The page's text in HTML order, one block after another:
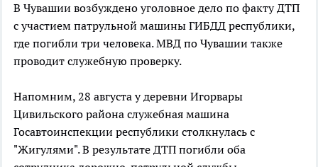
В Чувашии возбуждено уголовное дело по факту ДТП
с участием патрульной машины ГИБДД республики,
где погибли три человека. МВД по Чувашии также
проводит служебную проверку.
Напомним, 28 августа у деревни Игорвары
Цивильского района служебная машина
Госавтоинспекции республики столкнулась с
"Жигулями". В результате ДТП погибли оба